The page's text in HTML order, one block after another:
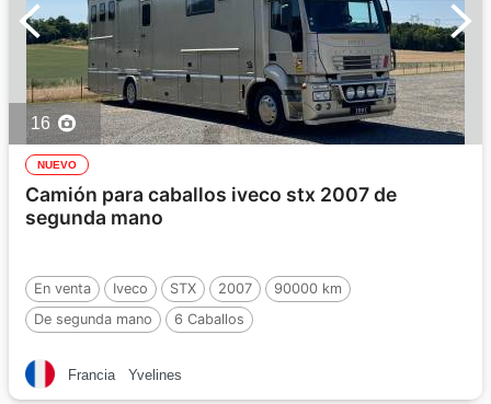
16
NUEVO
Camión para caballos iveco stx 2007 de
segunda mano
En venta Iveco STX 2007
90000 km
De segunda mano
6 Caballos
Francia Yvelines